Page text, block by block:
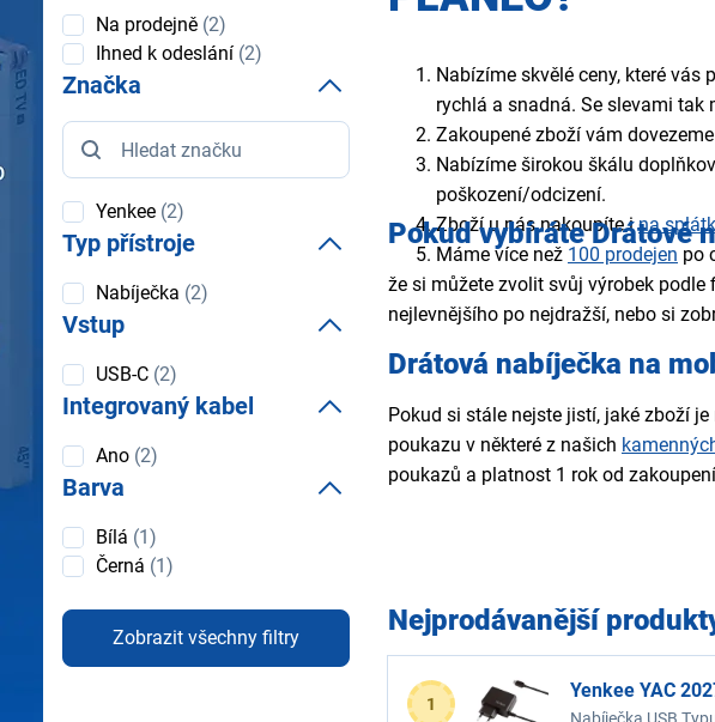
Nabízíme skvělé ceny, které
rychlá a snadná. Se slevami tak
Zakoupené zboží vám
Nabízíme širokou škálu
poškození/odcizení.
Zboží u nás nakoupíte ina
Máme více než 100 prodejen po
Pokud vybíráte Drátové
že si můžete zvolit svůj výrobek
nejlevnějšího po nejdražší, nebo si
Drátová nabíječka na
Pokud si stále nejste jistí, jaké zboží
poukazu v některé z našich
poukazů a platnost 1 rok od
Nejprodávanější
1
Yenkee YAC
Dostupnost
Na prodejně (2)
Ihned k odeslání (2)
Značka
Značka
Yenkee (2)
Typ přístroje
Typ
přístroje
Nabíječka (2)
Vstup
VstupUSB-C (2)
Integrovaný kabel
Integrovaný
kabel
Ano (2)
Barva
BarvaBílá (1)
Černá (1)
Zobrazit všechny filtry